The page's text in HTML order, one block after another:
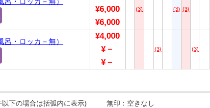
¥6,000
¥6,000
(3) (3) (3)
・ロッカ－無）
¥4,000
¥－
¥－
(3) (3)
下の場合は括弧内に表示) 無印：空きなし